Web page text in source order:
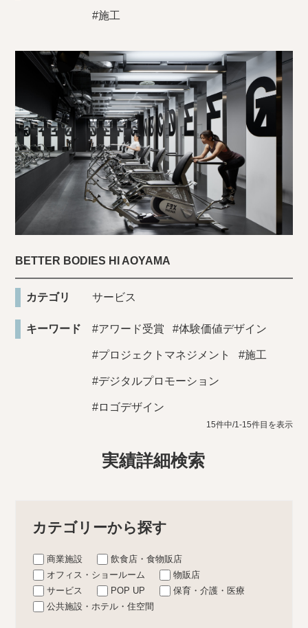
#施工
BETTER BODIES HI AOYAMA
カテゴリ サービス
キーワード #アワード受賞 #体験価値デザイン
#プロジェクトマネジメント #施工
#デジタルプロモーション
#ロゴデザイン
15件中/1-15件目を表示
実績詳細検索
カテゴリーから探す
商業施設
飲食店・食物販店
オフィス・ショールーム
物販店
サービス
POP UP
保育・介護・医療
公共施設・ホテル・住空間